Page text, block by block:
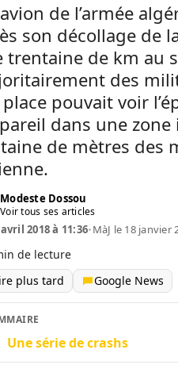
de l’armée
son décollage de
trentaine de km au
des
pouvait voir
dans une
de mètres des
Modeste Dossou
Voir tous ses articles
2018 à 11:36•MàJ le 18 janvier
de lecture
plus tard
Google News
Une série de crashs